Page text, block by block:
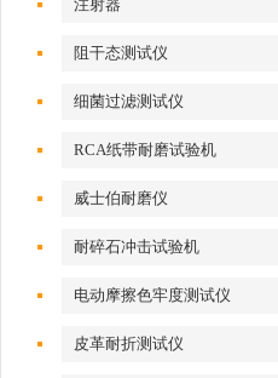
注射器
阻干态测试仪
细菌过滤测试仪
RCA纸带耐磨试验机
威士伯耐磨仪
耐碎石冲击试验机
电动摩擦色牢度测试仪
皮革耐折测试仪